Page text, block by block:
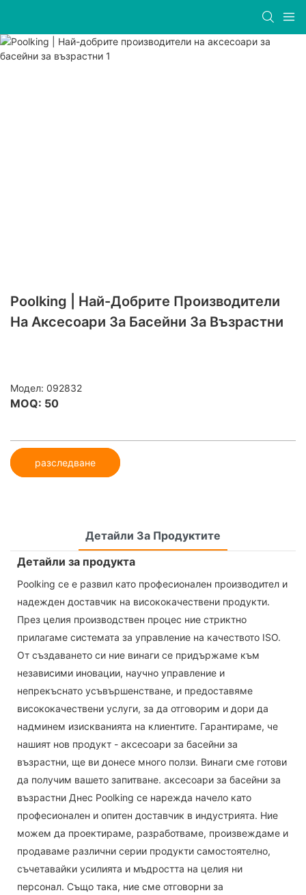
Poolking | Най-Добрите Производители
На Аксесоари За Басейни За Възрастни
Модел: 092832
MOQ: 50
разследване
Детайли За Продуктите
Детайли за продукта
Poolking се е развил като професионален производител и
надежден доставчик на висококачествени продукти.
През целия производствен процес ние стриктно
прилагаме системата за управление на качеството ISO.
От създаването си ние винаги се придържаме към
независими иновации, научно управление и
непрекъснато усъвършенстване, и предоставяме
висококачествени услуги, за да отговорим и дори да
надминем изискванията на клиентите. Гарантираме, че
нашият нов продукт - аксесоари за басейни за
възрастни, ще ви донесе много ползи. Винаги сме готови
да получим вашето запитване. аксесоари за басейни за
възрастни Днес Poolking се нарежда начело като
професионален и опитен доставчик в индустрията. Ние
можем да проектираме, разработваме, произвеждаме и
продаваме различни серии продукти самостоятелно,
съчетавайки усилията и мъдростта на целия ни
персонал. Също така, ние сме отговорни за